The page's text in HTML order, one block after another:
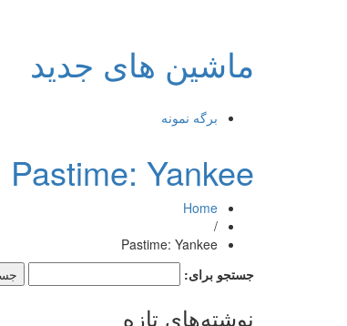
ماشین های جدید
برگه نمونه
Pastime: Yankee
Home
/
Pastime: Yankee
جستجو برای:
نوشته‌های تازه